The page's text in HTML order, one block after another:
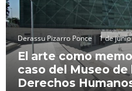
Derassu Pizarro Ponce 1 de
El arte como
caso del Museo de
Derechos